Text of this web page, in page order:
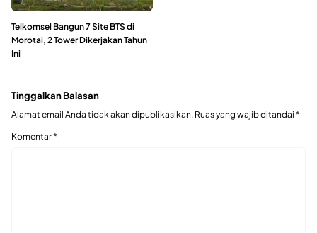
Telkomsel Bangun 7 Site BTS di
Morotai, 2 Tower Dikerjakan Tahun
Ini
Tinggalkan Balasan
Alamat email Anda tidak akan dipublikasikan. Ruas yang wajib ditandai *
Komentar*